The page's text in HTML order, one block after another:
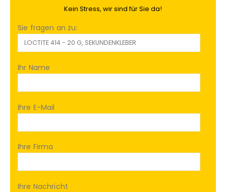
Kein Stress, wir sind für Sie da!
Sie fragen an zu:
Ihr Name
Ihre E-Mail
Ihre Firma
Ihre Nachricht